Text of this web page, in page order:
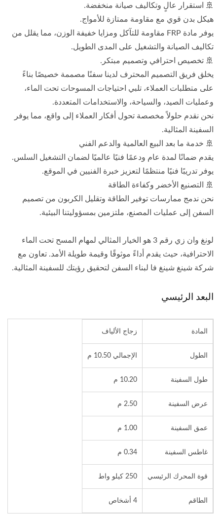
🚢 استقرار عالٍ وتكاليف صيانة منخفضة.
هيكل بدن قوي مع مقاومة ممتازة للأمواج.
يوفر مادة FRP مقاومة للتآكل ومزايا خفيفة الوزن، مما يقلل من
تكاليف الصيانة والتشغيل على المدى الطويل.
🚢 تخصيص احترافي وتصميم مبتكر.
يخلق فريق التصميم المحترف لدينا سفنًا مصممة خصيصًا بناءً
على متطلبات العملاء، تلبي احتياجات المسوحات تحت الماء،
وعمليات الصيد، والسياحة، والاستخدامات المتعددة.
نحن نقدم حلولاً مخصصة تحول أفكار العملاء إلى واقع، مما يوفر
السفينة المثالية.
🚢 خدمة ما بعد البيع العالمية والدعم الفني
يقدم ضمانًا لمدة عام ودعمًا فنيًا عالميًا لضمان التشغيل السلس.
يوفر تدريبًا فنيًا منتظمًا لتعزيز خبرة الفنيين في الموقع.
🚢 التصنيع الأخضر وكفاءة الطاقة
نحن ندمج ممارسات توفير الطاقة وتقليل الكربون من تصميم
السفن إلى عمليات المصنع، ملتزمين بمسؤوليتنا البيئية.
لونغ وان زي رقم 3 هو الخيار المثالي لمهام المسح تحت الماء
الاحترافية، حيث يقدم أداءً موثوقًا وقيمة طويلة الأمد. تعاون مع
شركة شينغ شينغ فا لبناء السفن لتحقيق رؤيتك للسفينة المثالية.
البعد الرئيسي
المادة زجاج الألياف
الطول الإجمالي 10.50 م
طول السفينة 10.20 م
عرض السفينة 2.50 م
عمق السفينة 1.00 م
غاطس السفينة 0.34 م
قوة المحرك الرئيسي 250 كيلو واط
الطاقم 4 أشخاص